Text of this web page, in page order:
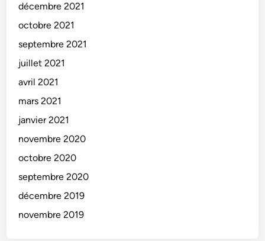
décembre 2021
octobre 2021
septembre 2021
juillet 2021
avril 2021
mars 2021
janvier 2021
novembre 2020
octobre 2020
septembre 2020
décembre 2019
novembre 2019